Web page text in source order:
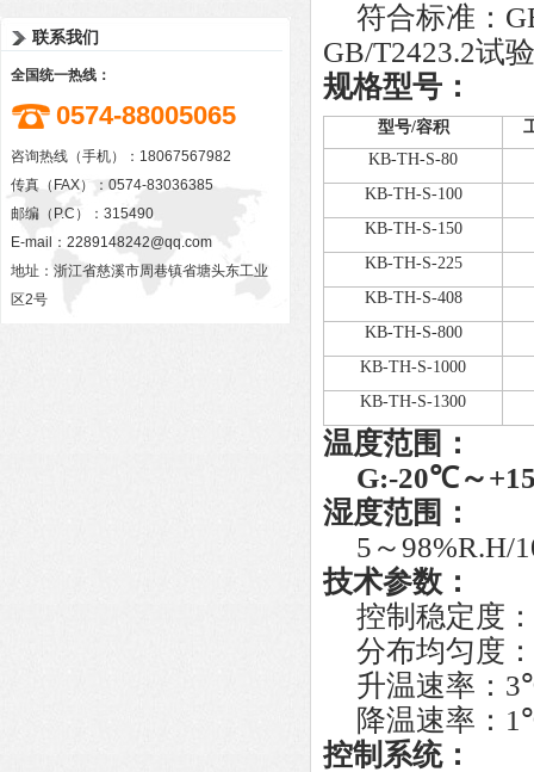
联系我们
全国统一热线：
0574-88005065
咨询热线（手机）：18067567982
传真（FAX）：0574-83036385
邮编（P.C）：315490
E-mail： 2289148242@qq.com
地址：浙江省慈溪市周巷镇省塘头东工业
区2号
符合标准：
GB/T2423.2试验
规格型号：
型号/容积
KB-TH-S-80
KB-TH-S-100
KB-TH-S-150
KB-TH-S-225
KB-TH-S-408
KB-TH-S-800
KB-TH-S-1000
KB-TH-S-1300
温度范围：
G:-20℃～
湿度范围：
5 ～98%R.H/
技术参数：
控制稳定度
分布均匀度
升温速率： 3
降温速率： 1
控制系统：